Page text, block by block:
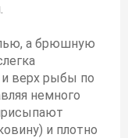
а брюшную
верх рыбы по
немного
и плотно